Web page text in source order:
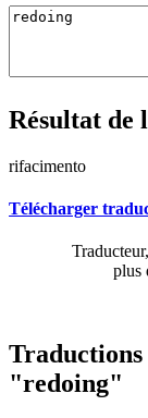
Résultat de
rifacimento
Télécharger
plus
"redoing"